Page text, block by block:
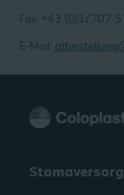
Fax: +43 (0)1/707
E-Mail: